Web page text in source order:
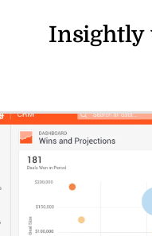
Insightly